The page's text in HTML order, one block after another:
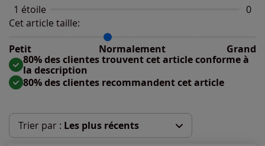
1 étoile
0
Cet article taille:
Petit
Normalement Grand
Répartition du taillant selon les avis clients
Taille normalement : 80%
Taille petit : 20%
Taille grand : 0%
80% des clientes trouvent cet article conforme à
la description
80% des clientes recommandent cet article
Trier par : Les plus récents